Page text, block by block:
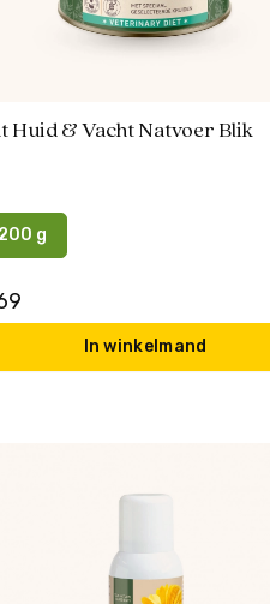
Huid & Vacht Natvoer Blik
200 g
In winkelmand